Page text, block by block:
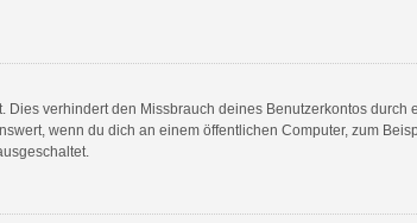
verhindert den Missbrauch deines Benutzerkontos durch
wenn du dich an einem öffentlichen Computer, zum